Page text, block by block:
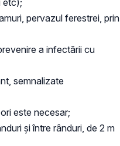
etc);
pervazul ferestrei, prin
a infectării cu
semnalizate
este necesar;
și între rânduri, de 2 m